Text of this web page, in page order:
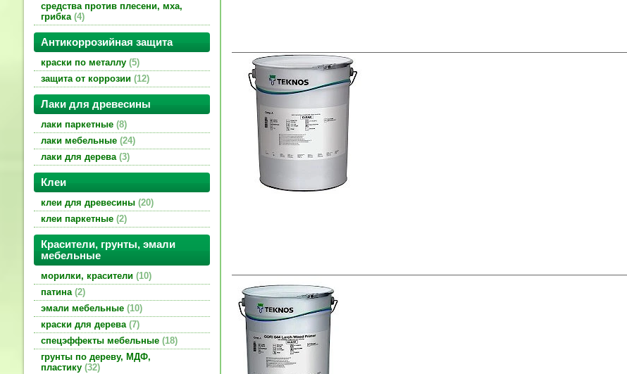
средства против плесени, мха,
грибка 4
Антикоррозийная защита
краски по металлу 5
защита от коррозии 12
Лаки для древесины
лаки паркетные 8
лаки мебельные 24
лаки для дерева 3
Клеи
клеи для древесины 20
клеи паркетные 2
Красители, грунты, эмали
мебельные
морилки, красители 10
патина 2
эмали мебельные 10
краски для дерева 7
спецэффекты мебельные 18
грунты по дереву, МДФ,
пластику 32